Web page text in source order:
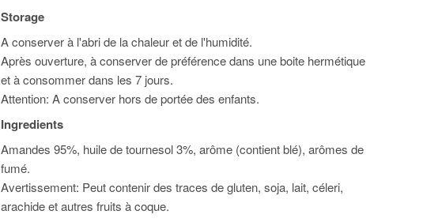
Storage
A conserver à l'abri de la chaleur et de l'humidité.
Après ouverture, à conserver de préférence dans une boite hermétique
et à consommer dans les 7 jours.
Attention: A conserver hors de portée des enfants.
Ingredients
Amandes 95%, huile de tournesol 3%, arôme (contient blé), arômes de
fumé.
Avertissement: Peut contenir des traces de gluten, soja, lait, céleri,
arachide et autres fruits à coque.